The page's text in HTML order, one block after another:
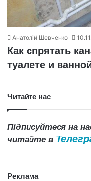
Анатолій Шевченко
Как спрятать
туалете и
Читайте нас
Підписуйтеся на
читайте в
Реклама